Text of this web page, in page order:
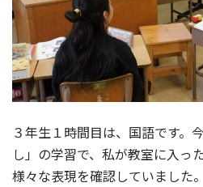
３年生１時間目は、国語です。
し」の学習で、私が教室に入っ
様々な表現を確認していました